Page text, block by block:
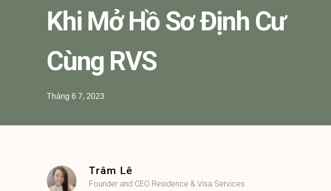
Khi Mở Hồ Sơ Định Cư
Cùng RVS
Tháng 6 7, 2023
Trâm Lê
Founder and CEO Residence & Visa Services